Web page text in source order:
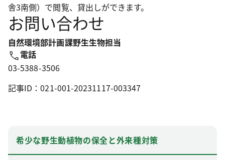
舎3南側）で閲覧、貸出しができます。
お問い合わせ
自然環境部計画課野生生物担当
電話
03-5388-3506
記事ID：021-001-20231117-003347
希少な野生動植物の保全と外来種対策